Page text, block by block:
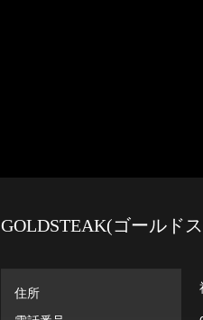
GOLDSTEAK(ゴールド
住所